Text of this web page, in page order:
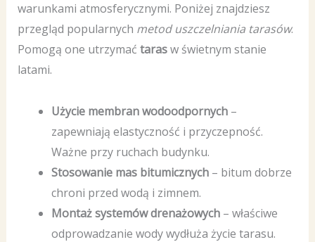
warunkami atmosferycznymi. Poniżej znajdziesz
przegląd popularnych metod uszczelniania tarasów.
Pomogą one utrzymać tarasw świetnym stanie
latami.
Użycie membran wodoodpornych–
zapewniają elastyczność i przyczepność.
Ważne przy ruchach budynku.
Stosowanie mas bitumicznych– bitum dobrze
chroni przed wodą i zimnem.
Montaż systemów drenażowych– właściwe
odprowadzanie wody wydłuża życie tarasu.